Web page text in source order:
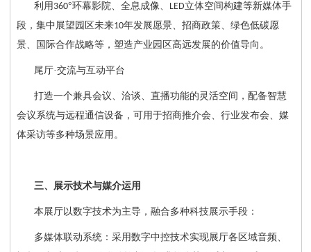
利用 360°环幕影院、全息成像、 LED立体空间构建等新媒体手
段，集中展望园区未来10年发展愿景、招商政策、绿色低碳愿
景、国际合作战略等，塑造产业园区高远发展的价值导向。
尾厅·交流与互动平台
打造一个兼具会议、洽谈、直播功能的灵活空间，配备智慧
会议系统与远程通信设备，可用于招商推介会、行业发布会、媒
体采访等多种场景应用。
三、展示技术与媒介运用
本展厅以数字技术为主导，融合多种科技展示手段：
多媒体联动系统：采用数字中控技术实现展厅各区域音频、